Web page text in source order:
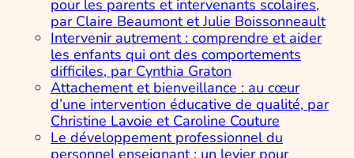
pour les parents et intervenants scolaires,
par Claire Beaumont et Julie Boissonneault
Intervenir autrement : comprendre et aider
les enfants qui ont des comportements
difficiles, par Cynthia Graton
Attachement et bienveillance : au cœur
d’une intervention éducative de qualité, par
Christine Lavoie et Caroline Couture
Le développement professionnel du
personnel enseignant : un levier pour